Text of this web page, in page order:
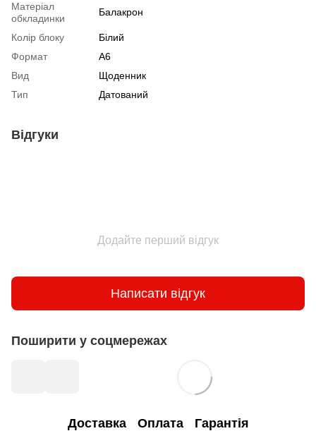
Матеріал
обкладинки
Балакрон
Колір блоку
Білий
Формат
А6
Вид
Щоденник
Тип
Датований
Відгуки
Додайте перший відгук
Написати відгук
Поширити у соцмережах
Доставка Оплата Гарантія